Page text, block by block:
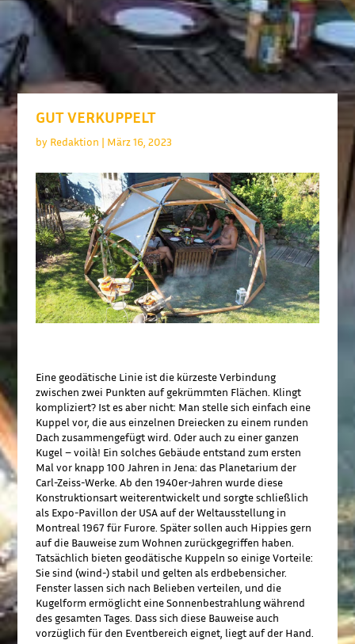
GUT VERKUPPELT
by Redaktion | März 16, 2023
Eine geodätische Linie ist die kürzeste Verbindung
zwischen zwei Punkten auf gekrümmten Flächen. Klingt
kompliziert? Ist es aber nicht: Man stelle sich einfach eine
Kuppel vor, die aus einzelnen Dreiecken zu einem runden
Dach zusammengefügt wird. Oder auch zu einer ganzen
Kugel – voilà! Ein solches Gebäude entstand zum ersten
Mal vor knapp 100 Jahren in Jena: das Planetarium der
Carl-Zeiss-Werke. Ab den 1940er-Jahren wurde diese
Konstruktionsart weiterentwickelt und sorgte schließlich
als Expo-Pavillon der USA auf der Weltausstellung in
Montreal 1967 für Furore. Später sollen auch Hippies gern
auf die Bauweise zum Wohnen zurückgegriffen haben.
Tatsächlich bieten geodätische Kuppeln so einige Vorteile:
Sie sind (wind-) stabil und gelten als erdbebensicher.
Fenster lassen sich nach Belieben verteilen, und die
Kugelform ermöglicht eine Sonnenbestrahlung während
des gesamten Tages. Dass sich diese Bauweise auch
vorzüglich für den Eventbereich eignet, liegt auf der Hand.